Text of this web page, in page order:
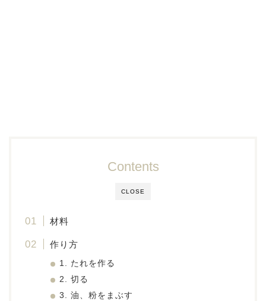
CLOSE
Contents
材料
作り方
1. たれを作る
2. 切る
3. 油、粉をまぶす